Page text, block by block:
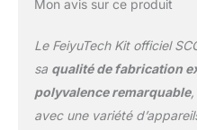
Mon avis sur ce produit
Le FeiyuTech Kit officiel
sa qualité de fabrication
polyvalence remarquable,
avec une variété